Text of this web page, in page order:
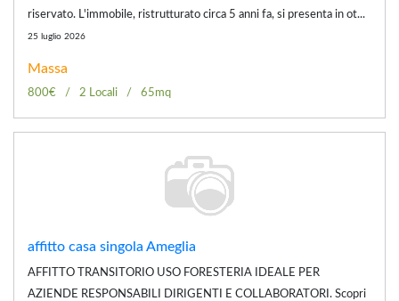
riservato. L'immobile, ristrutturato circa 5 anni fa, si presenta in ot...
25 luglio 2026
Massa
800€ 2 Locali 65mq
affitto casa singola Ameglia
AFFITTO TRANSITORIO USO FORESTERIA IDEALE PER
AZIENDE RESPONSABILI DIRIGENTI E COLLABORATORI. Scopri